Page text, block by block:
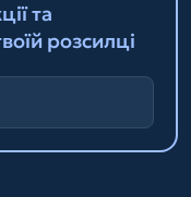
та
розсилці